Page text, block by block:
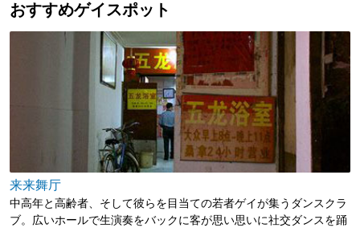
おすすめゲイスポット
来来舞厅
中高年と高齢者、そして彼らを目当ての若者ゲイが集うダンスクラ
ブ。広いホールで生演奏をバックに客が思い思いに社交ダンスを踊